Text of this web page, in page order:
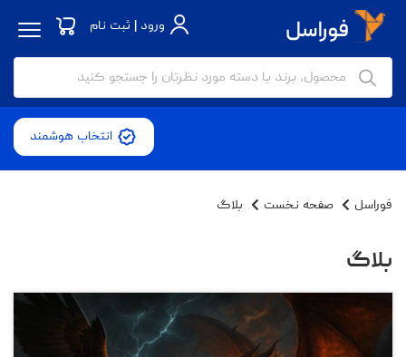
ورود | ثبت نام
انتخاب هوشمند
فوراسل صفحه نخست بلاگ
بلاگ